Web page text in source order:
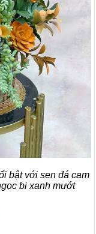
bật với sen đá cam
bi xanh mướt